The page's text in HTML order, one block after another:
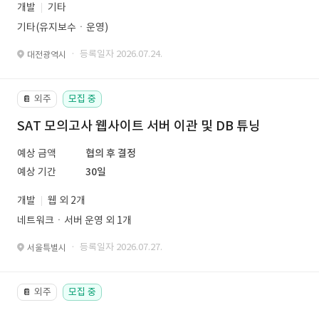
개발
기타
기타(유지보수ㆍ운영)
대전광역시 · 등록일자 2026.07.24.
📔 외주 모집 중
SAT 모의고사 웹사이트 서버 이관 및 DB 튜닝
예상 금액
협의 후 결정
예상 기간
30일
개발
웹 외 2개
네트워크ㆍ서버 운영 외 1개
서울특별시 · 등록일자 2026.07.27.
📔 외주 모집 중